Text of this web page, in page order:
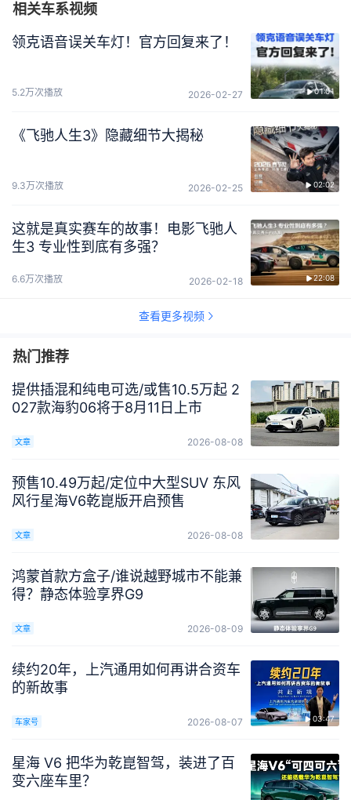
相关车系视频
01:01
领克语音误关车灯！官方回复来了！
2026-02-27
5.2万次播放
02:02
《飞驰人生3》隐藏细节大揭秘
2026-02-25
9.3万次播放
22:08
这就是真实赛车的故事！电影飞驰人
生3 专业性到底有多强？
2026-02-18
6.6万次播放
查看更多视频
热门推荐
提供插混和纯电可选/或售10.5万起 2
027款海豹06将于8月11日上市
2026-08-08
文章
预售10.49万起/定位中大型SUV 东风
风行星海V6乾崑版开启预售
2026-08-08
文章
鸿蒙首款方盒子/谁说越野城市不能兼
得？静态体验享界G9
2026-08-09
文章
03:47
续约20年，上汽通用如何再讲合资车
的新故事
2026-08-07
车家号
星海 V6 把华为乾崑智驾，装进了百
变六座车里？